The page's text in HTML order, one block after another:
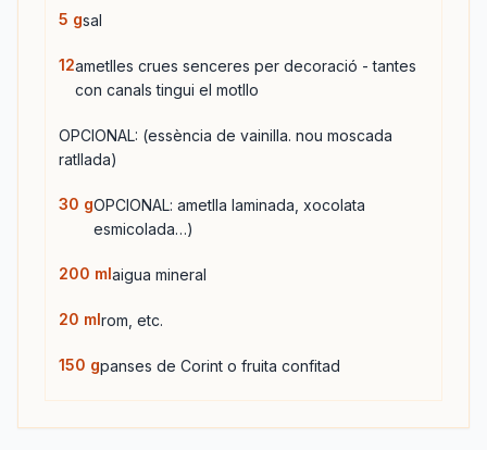
5 gsal
12ametlles crues senceres per decoració - tantes
con canals tingui el motllo
OPCIONAL: (essència de vainilla. nou moscada
ratllada)
30 gOPCIONAL: ametlla laminada, xocolata
esmicolada…)
200 mlaigua mineral
20 mlrom, etc.
150 gpanses de Corint o fruita confitad